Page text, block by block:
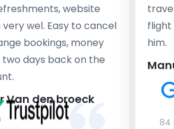
website
wel. Easy to cancel
bookings, money
days back on the
Van den broeck
flight
him.
84